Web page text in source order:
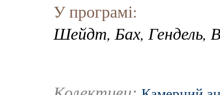
У програмі:
Шейдт, Бах, Гендель,